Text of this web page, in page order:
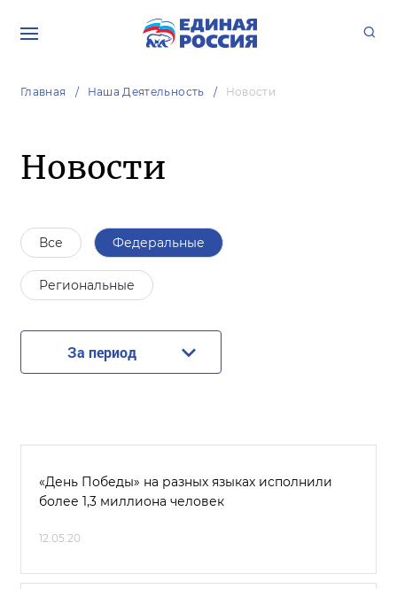
Главная Наша Деятельность Новости
Новости
Все Федеральные
Региональные
За период
«День Победы» на разных языках исполнили
более 1,3 миллиона человек
12.05.20